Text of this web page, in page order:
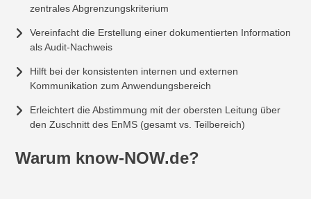
zentrales Abgrenzungskriterium
Vereinfacht die Erstellung einer dokumentierten Information
als Audit-Nachweis
Hilft bei der konsistenten internen und externen
Kommunikation zum Anwendungsbereich
Erleichtert die Abstimmung mit der obersten Leitung über
den Zuschnitt des EnMS (gesamt vs. Teilbereich)
Warum know-NOW.de?